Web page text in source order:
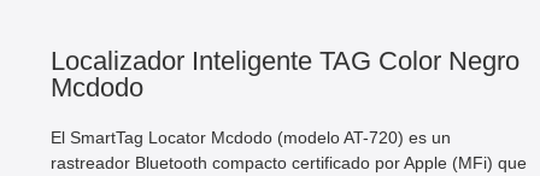
Localizador Inteligente TAG Color Negro
Mcdodo
El SmartTag Locator Mcdodo (modelo AT-720) es un
rastreador Bluetooth compacto certificado por Apple (MFi) que